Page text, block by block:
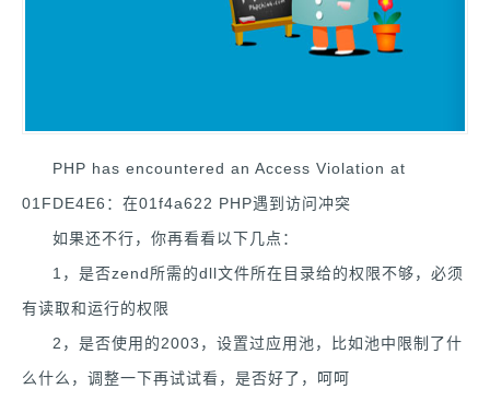
PHP has encountered an Access Violation at
01FDE4E6：在01f4a622 PHP遇到访问冲突
如果还不行，你再看看以下几点：
1，是否zend所需的dll文件所在目录给的权限不够，必须
有读取和运行的权限
2，是否使用的2003，设置过应用池，比如池中限制了什
么什么，调整一下再试试看，是否好了，呵呵